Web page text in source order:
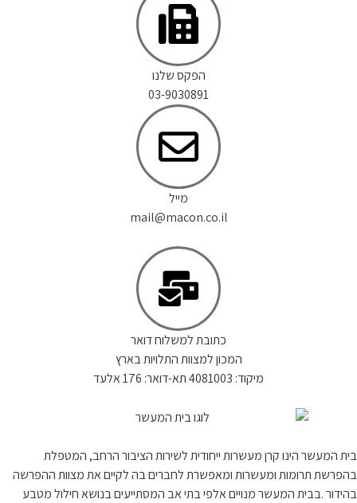
הפקס שלנו
03-9030891
מייל
mail@macon.co.il
כתובת למשלוח דואר
המכון למצוות התלויות בארץ
מיקוד: 4081003 תא-דואר: 176 אלעד
בית המעשר הינו קרן מעשרות ייחודית לשירות הציבור הרחב, המטפלת
בהפרשת תרומות ומעשרות ומאפשרת לחברים בה לקיים את מצוות ההפרשה
בהידור .בבית המעשר מנויים אלפי בתי אב המסתייעים בנושא חילול מטבע